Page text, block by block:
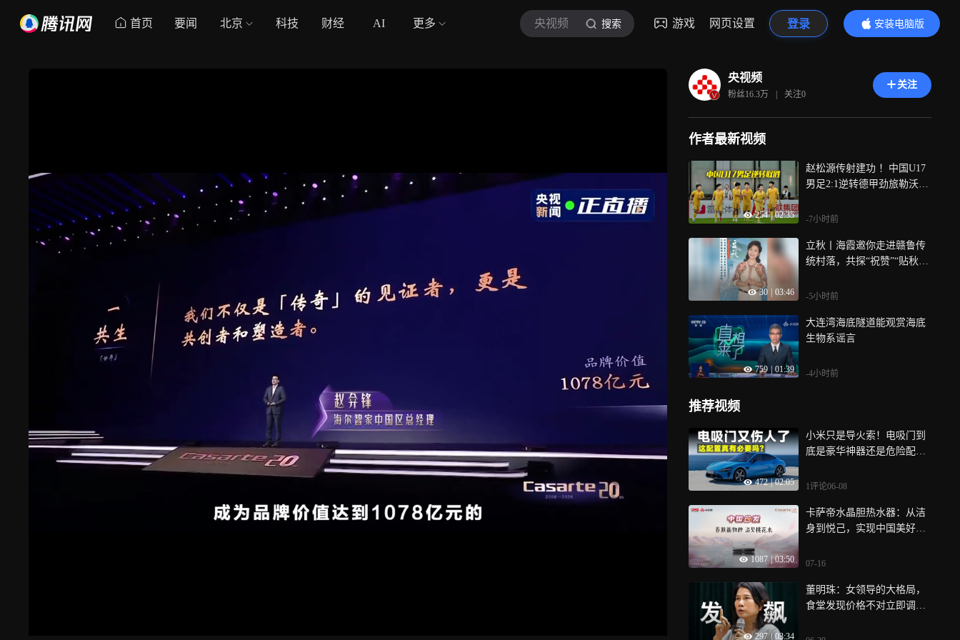
首页 要闻 北京 科技 财经 AI 更多 央视频 搜索 游戏 网页设置 登录
安装电脑版
内容更精彩
央视频
粉丝16.3万 | 关注0
关注
作者最新视频
254 | 02:35
赵松源传射建功 ！中国U17
男足2:1逆转德甲劲旅勒沃库
汰赛！
-7小时前
30 03:46
立秋丨海霞邀你走进赣鲁传
统村落，共探“祝赞”“贴秋
-5小时前
759 01:39
大连湾海底隧道能观赏海底
生物系谣言
-4小时前
推荐视频
472 | 02:05
小米只是导火索！电吸门到
底是豪华神器还是危险配
1评论06-08
1087 | 03:50
卡萨帝水晶胆热水器：从洁
身到悦己，实现中国美好家
07-16
297 | 03:34
董明珠：女领导的大格局，
食堂发现价格不对立即调